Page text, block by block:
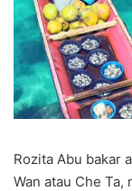
Rozita Abu bakar
Wan atau Che